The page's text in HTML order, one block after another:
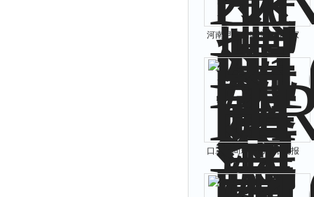
河南甲醇气体报警器厂家
口罩车间环氧乙烷浓度报
警器